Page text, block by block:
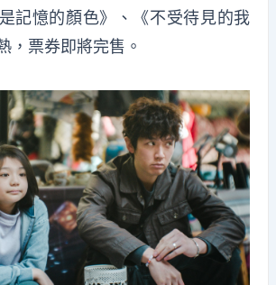
記憶的顏色》、《不受待見的我
，票券即將完售。